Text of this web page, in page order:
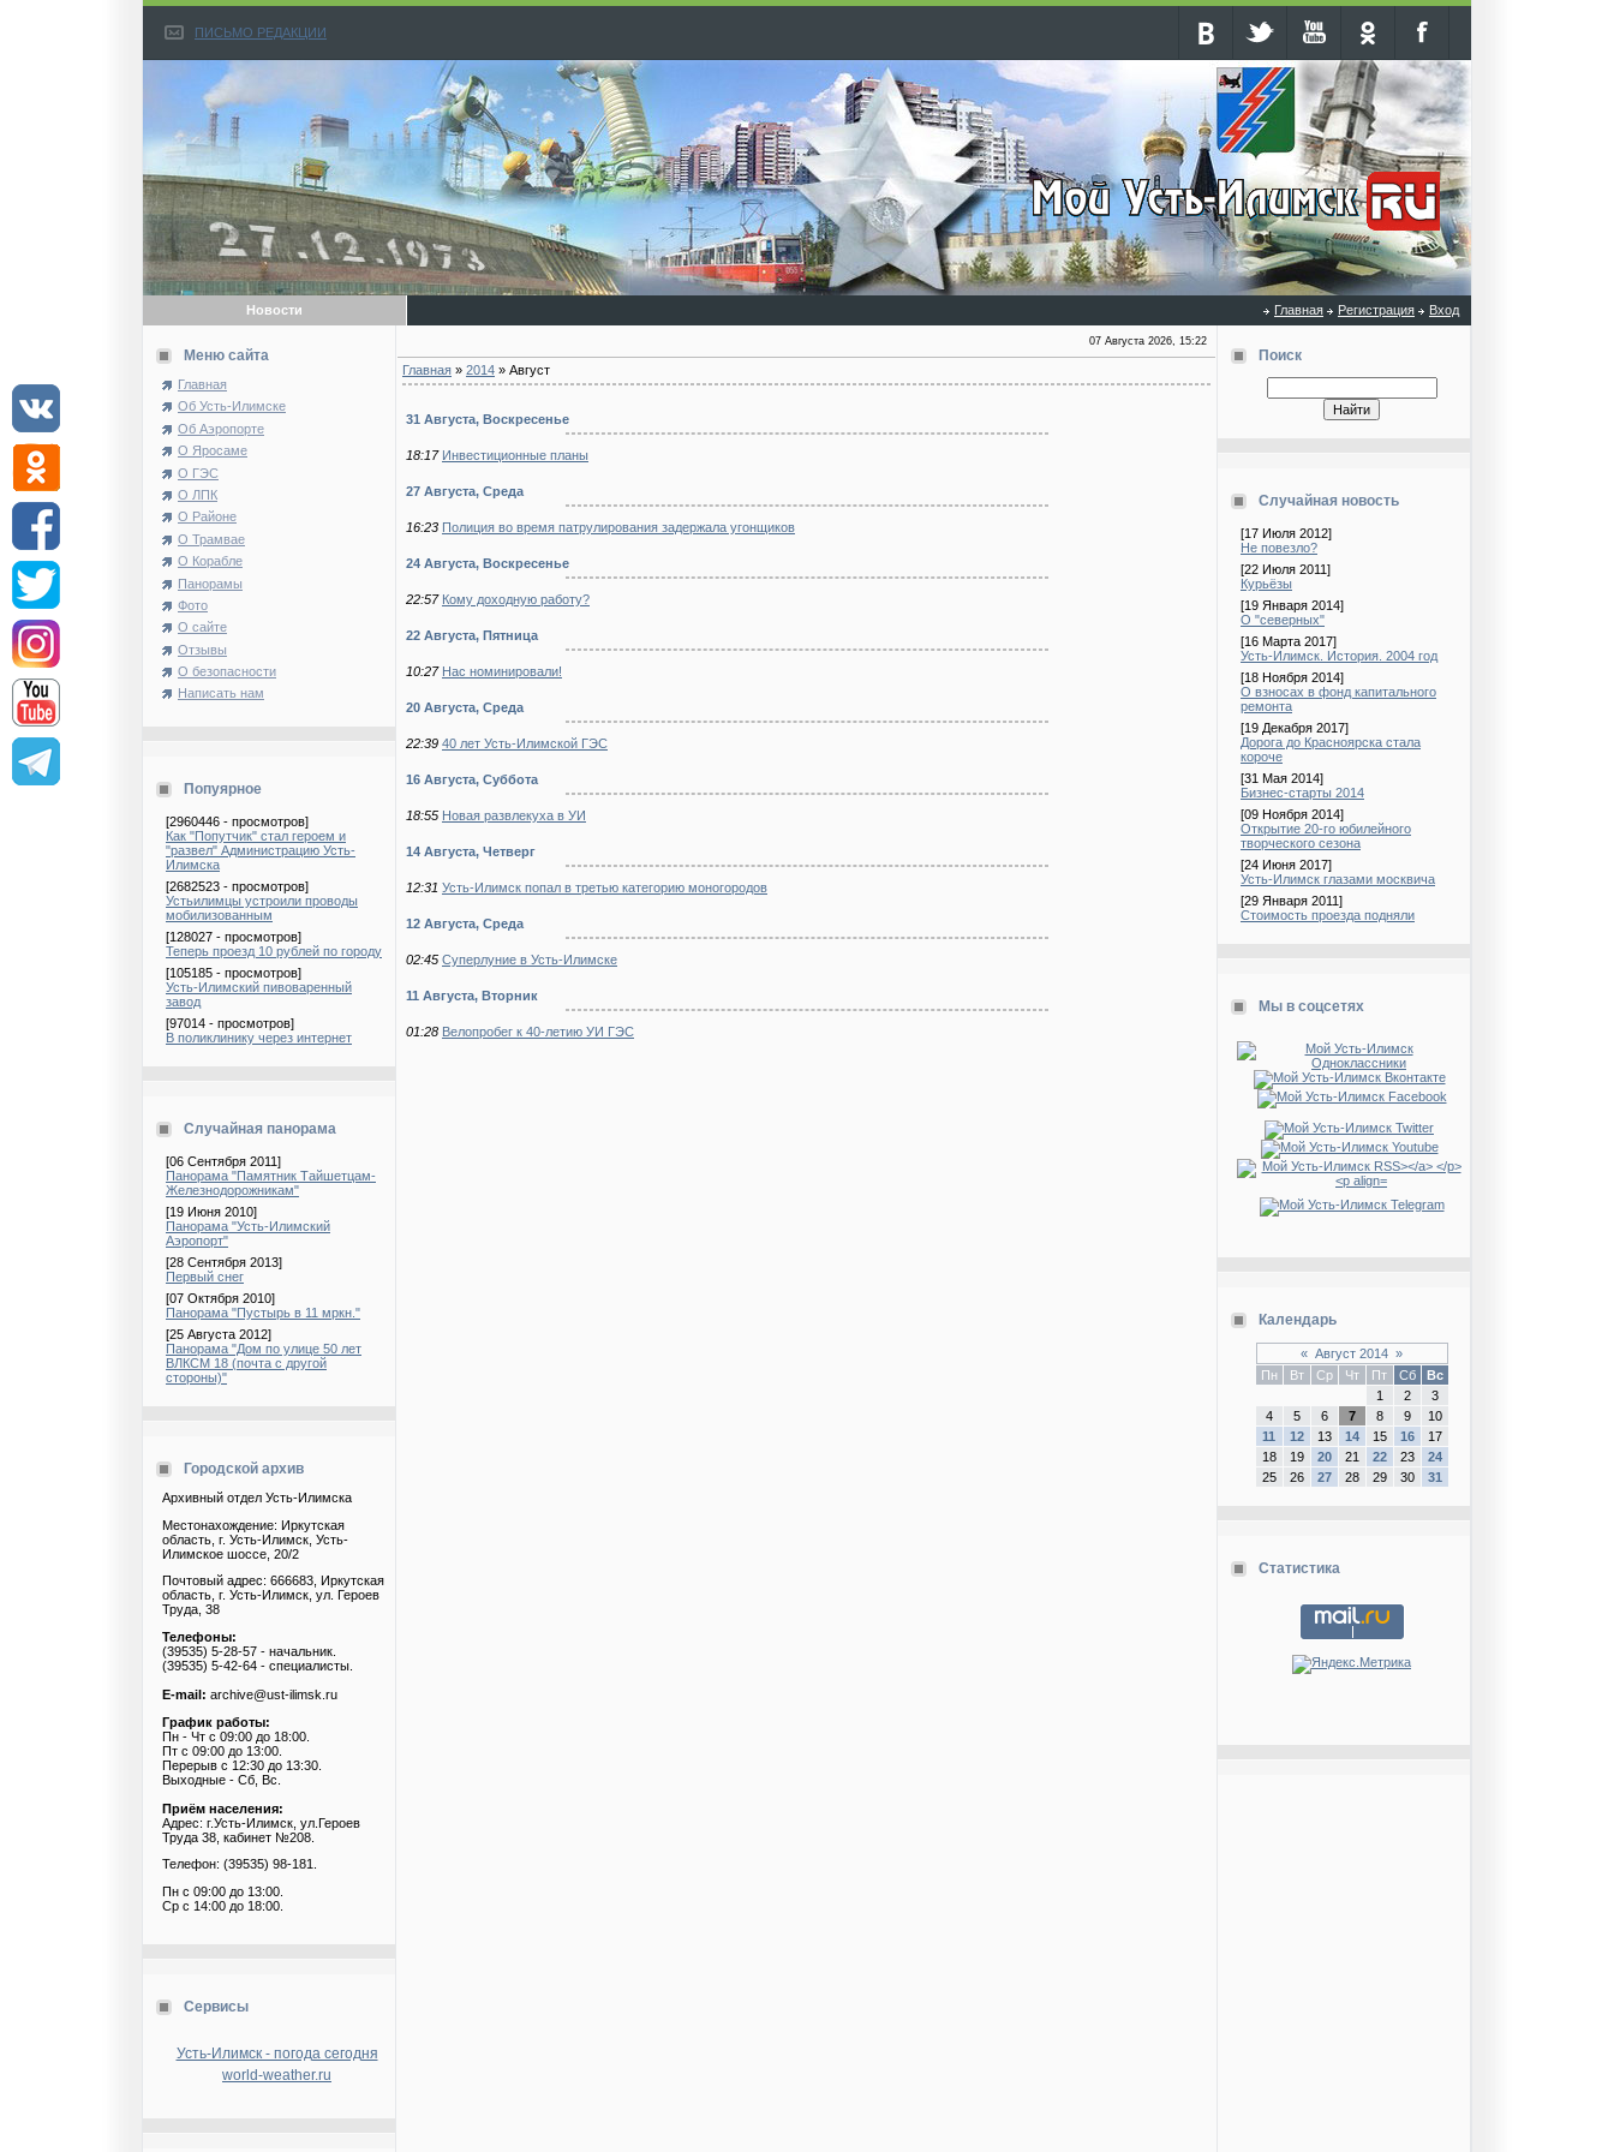
ПИСЬМО РЕДАКЦИИ
Новости Главная Регистрация Вход
Меню сайта
Главная
Об Усть-Илимске
Об Аэропорте
О Яросаме
О ГЭС
О ЛПК
О Районе
О Трамвае
О Корабле
Панорамы
Фото
О сайте
Отзывы
О безопасности
Написать нам
Попуярное
[2960446 - просмотров]
Как "Попутчик" стал героем и
"развел" Администрацию Усть-
Илимска
[2682523 - просмотров]
Устьилимцы устроили проводы
мобилизованным
[128027 - просмотров]
Теперь проезд 10 рублей по городу
[105185 - просмотров]
Усть-Илимский пивоваренный
завод
[97014 - просмотров]
В поликлинику через интернет
Случайная панорама
[06 Сентября 2011]
Панорама "Памятник Тайшетцам-
Железнодорожникам"
[19 Июня 2010]
Панорама "Усть-Илимский
Аэропорт"
[28 Сентября 2013]
Первый снег
[07 Октября 2010]
Панорама "Пустырь в 11 мркн."
[25 Августа 2012]
Панорама "Дом по улице 50 лет
ВЛКСМ 18 (почта с другой
стороны)"
Городской архив
Архивный отдел Усть-Илимска
Местонахождение: Иркутская
область, г. Усть-Илимск, Усть-
Илимское шоссе, 20/2
Почтовый адрес: 666683, Иркутская
область, г. Усть-Илимск, ул. Героев
Труда, 38
Телефоны:
(39535) 5-28-57 - начальник.
(39535) 5-42-64 - специалисты.
E-mail: archive@ust-ilimsk.ru
График работы:
Пн - Чт с 09:00 до 18:00.
Пт с 09:00 до 13:00.
Перерыв с 12:30 до 13:30.
Выходные - Сб, Вс.
Приём населения:
Адрес: г.Усть-Илимск, ул.Героев
Труда 38, кабинет №208.
Телефон: (39535) 98-181.
Пн с 09:00 до 13:00.
Ср с 14:00 до 18:00.
Сервисы
Усть-Илимск - погода сегодня
world-weather.ru
07 Августа 2026, 15:22
Главная » 2014 » Август
31 Августа, Воскресенье
18:17 Инвестиционные планы
27 Августа, Среда
16:23 Полиция во время патрулирования задержала угонщиков
24 Августа, Воскресенье
22:57 Кому доходную работу?
22 Августа, Пятница
10:27 Нас номинировали!
20 Августа, Среда
22:39 40 лет Усть-Илимской ГЭС
16 Августа, Суббота
18:55 Новая развлекуха в УИ
14 Августа, Четверг
12:31 Усть-Илимск попал в третью категорию моногородов
12 Августа, Среда
02:45 Суперлуние в Усть-Илимске
11 Августа, Вторник
01:28 Велопробег к 40-летию УИ ГЭС
Поиск
Случайная новость
[17 Июля 2012]
Не повезло?
[22 Июля 2011]
Курьёзы
[19 Января 2014]
О "северных"
[16 Марта 2017]
Усть-Илимск. История. 2004 год
[18 Ноября 2014]
О взносах в фонд капитального
ремонта
[19 Декабря 2017]
Дорога до Красноярска стала
короче
[31 Мая 2014]
Бизнес-старты 2014
[09 Ноября 2014]
Открытие 20-го юбилейного
творческого сезона
[24 Июня 2017]
Усть-Илимск глазами москвича
[29 Января 2011]
Стоимость проезда подняли
Мы в соцсетях
Календарь
« Август 2014 »
Пн
Вт Ср Чт Пт Сб
Вс
1
2
3
4
5 6 7 8 9
10
11
12 13 14 15 16
17
18
19 20 21 22 23
24
25
26 27 28 29 30 31
Статистика